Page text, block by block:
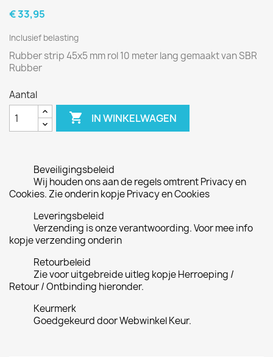
€ 33,95
Inclusief belasting
Rubber strip 45x5 mm rol 10 meter lang gemaakt van SBR
Rubber
Aantal
 IN WINKELWAGEN
Beveiligingsbeleid
Wij houden ons aan de regels omtrent Privacy en
Cookies. Zie onderin kopje Privacy en Cookies
Leveringsbeleid
Verzending is onze verantwoording. Voor mee info
kopje verzending onderin
Retourbeleid
Zie voor uitgebreide uitleg kopje Herroeping /
Retour / Ontbinding hieronder.
Keurmerk
Goedgekeurd door Webwinkel Keur.